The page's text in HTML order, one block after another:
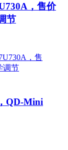
，售价
节
QD-Mini